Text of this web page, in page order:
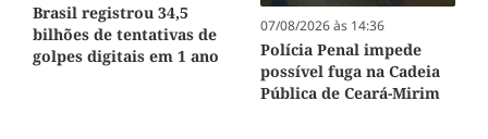
Brasil registrou 34,5
bilhões de tentativas de
golpes digitais em 1 ano
07/08/2026 às 14:36
Polícia Penal impede
possível fuga na Cadeia
Pública de Ceará-Mirim